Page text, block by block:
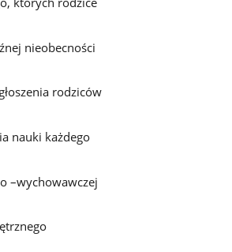
nieobecności
rodziców
nauki każdego
–wychowawczej